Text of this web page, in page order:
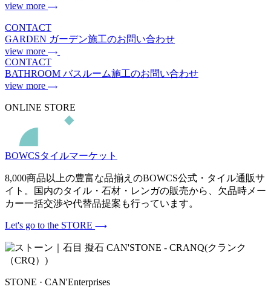
view more
CONTACT
GARDEN ガーデン施工のお問い合わせ
view more
CONTACT
BATHROOM バスルーム施工のお問い合わせ
view more
ONLINE STORE
BOWCSタイルマーケット
8,000商品以上の豊富な品揃えのBOWCS公式・タイル通販サ
イト。国内のタイル・石材・レンガの販売から、欠品時メー
カー一括交渉や代替品提案も行っています。
Let's go to the STORE
STONE · CAN'Enterprises